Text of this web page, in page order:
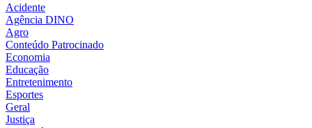
Acidente
Agência DINO
Agro
Conteúdo Patrocinado
Economia
Educação
Entretenimento
Esportes
Geral
Justiça